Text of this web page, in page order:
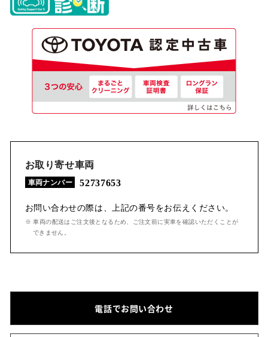
お取り寄せ車両
車両ナンバー 52737653
お問い合わせの際は、上記の番号をお伝えください。
※ 車両の配送はご注文後となるため、ご注文前に実車を確認いただくことが
できません。
電話でお問い合わせ